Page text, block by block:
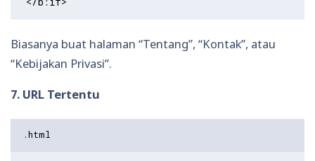
Biasanya buat halaman “Tentang”, “Kontak”, atau
“Kebijakan Privasi”.
7. URL Tertentu